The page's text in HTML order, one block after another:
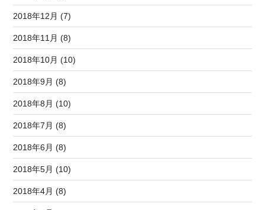
2018年12月 (7)
2018年11月 (8)
2018年10月 (10)
2018年9月 (8)
2018年8月 (10)
2018年7月 (8)
2018年6月 (8)
2018年5月 (10)
2018年4月 (8)